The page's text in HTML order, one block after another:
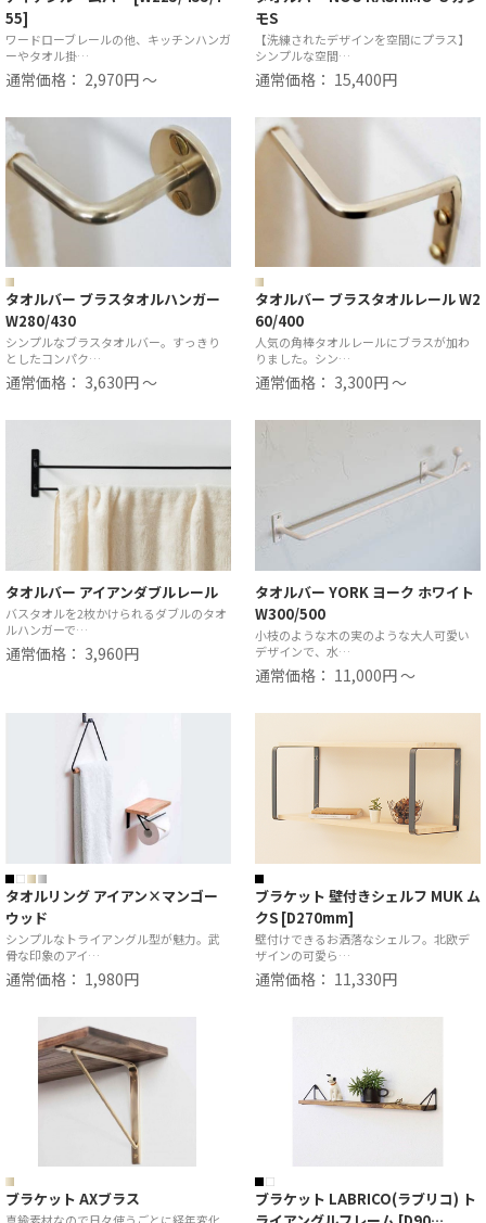
55]
ワードローブレールの他、キッチンハンガ
ーやタオル掛…
通常価格： 2,970円 ～
モS
【洗練されたデザインを空間にプラス】
シンプルな空間…
通常価格： 15,400円
タオルバー ブラスタオルハンガー
W280/430
シンプルなブラスタオルバー。すっきり
としたコンパク…
通常価格： 3,630円 ～
タオルバー ブラスタオルレール W2
60/400
人気の角棒タオルレールにブラスが加わ
りました。シン…
通常価格： 3,300円 ～
タオルバー アイアンダブルレール
バスタオルを2枚かけられるダブルのタオ
ルハンガーで…
通常価格： 3,960円
タオルバー YORK ヨーク ホワイト
W300/500
小枝のような木の実のような大人可愛い
デザインで、水…
通常価格： 11,000円 ～
タオルリング アイアン×マンゴー
ウッド
シンプルなトライアングル型が魅力。武
骨な印象のアイ…
通常価格： 1,980円
ブラケット 壁付きシェルフ MUK ム
クS [D270mm]
壁付けできるお洒落なシェルフ。北欧デ
ザインの可愛ら…
通常価格： 11,330円
ブラケット AXブラス
ブラケット LABRICO(ラブリコ) ト